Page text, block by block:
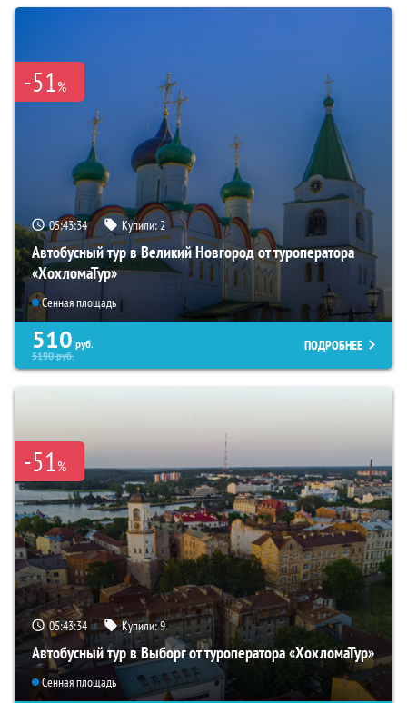
-51%
05:43:32 Купили:2
Автобусный тур в Великий Новгород от туроператора
«ХохломаТур»
Сенная площадь
510 руб.
5190руб.
ПОДРОБНЕЕ
-51%
05:43:32 Купили:9
Автобусный тур в Выборг от туроператора «ХохломаТур»
Сенная площадь